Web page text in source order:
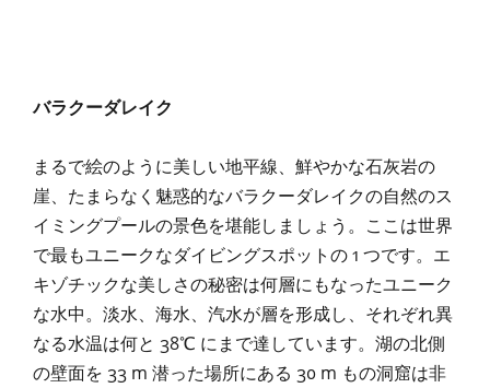
バラクーダレイク
まるで絵のように美しい地平線、鮮やかな石灰岩の
崖、たまらなく魅惑的なバラクーダレイクの自然のス
イミングプールの景色を堪能しましょう。ここは世界
で最もユニークなダイビングスポットの 1 つです。エ
キゾチックな美しさの秘密は何層にもなったユニーク
な水中。淡水、海水、汽水が層を形成し、それぞれ異
なる水温は何と 38℃ にまで達しています。湖の北側
の壁面を 33 m 潜った場所にある 30 m もの洞窟は非